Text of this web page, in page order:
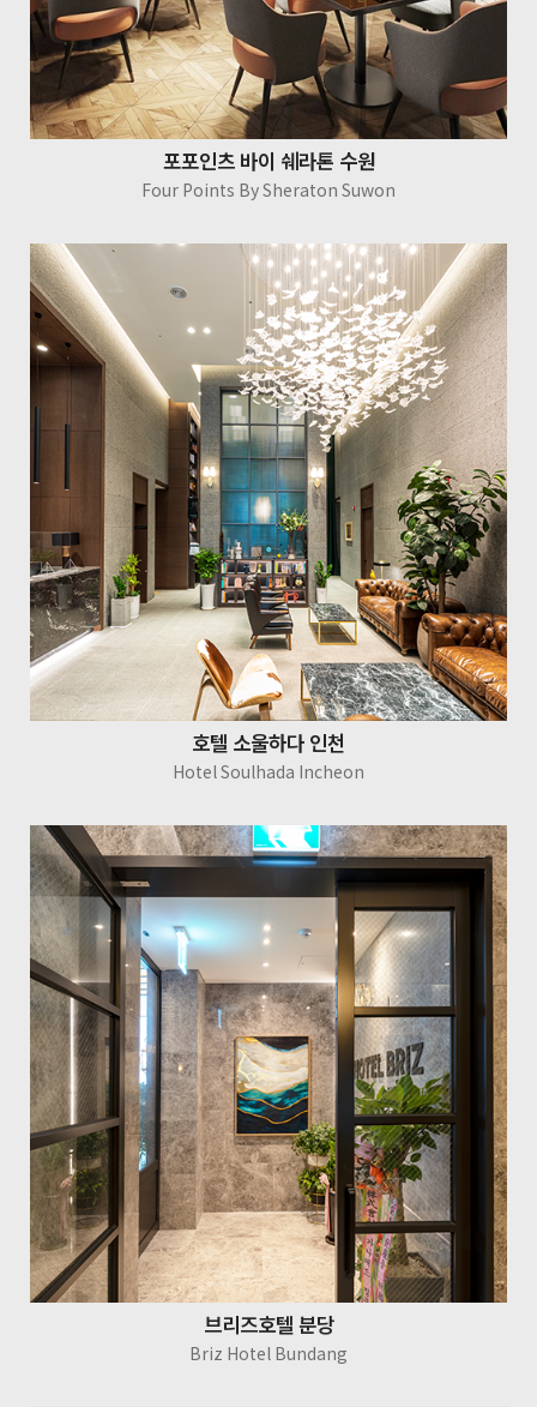
포포인츠 바이 쉐라톤 수원
Four Points By Sheraton Suwon
호텔 소울하다 인천
Hotel Soulhada Incheon
브리즈호텔 분당
Briz Hotel Bundang